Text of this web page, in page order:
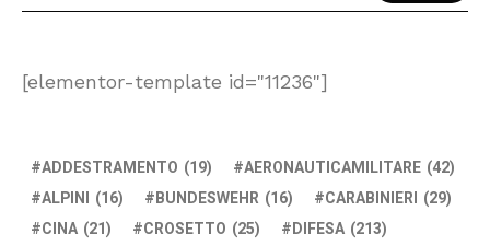
[elementor-template id="11236"]
ADDESTRAMENTO (19) AERONAUTICAMILITARE (42)
ALPINI (16) BUNDESWEHR (16) CARABINIERI (29)
CINA (21) CROSETTO (25) DIFESA (213)